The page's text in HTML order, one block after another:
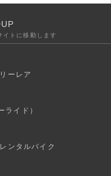
イトに移動します
ーレア
ライド）
ンタルバイク